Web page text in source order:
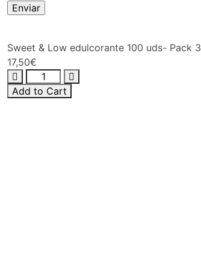
Sweet & Low edulcorante 100 uds- Pack 3
17,50€
Add to Cart